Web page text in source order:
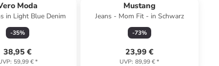
Moda
in Light Blue Denim
-35%
38,95 €
: 59,99 €*
Mustang
Jeans - Mom Fit - in Schwarz
-73%
23,99 €
UVP: 89,99 €*